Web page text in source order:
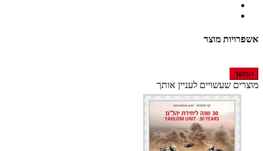
אשפרויות מוצר
המשך
מוצרים שעשויים לעניין אותך